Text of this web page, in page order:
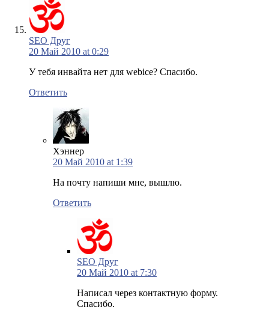
SEO Друг
20 Май 2010 at 0:29
У тебя инвайта нет для webice? Спасибо.
Ответить
Хэннер
20 Май 2010 at 1:39
На почту напиши мне, вышлю.
Ответить
SEO Друг
20 Май 2010 at 7:30
Написал через контактную форму.
Спасибо.